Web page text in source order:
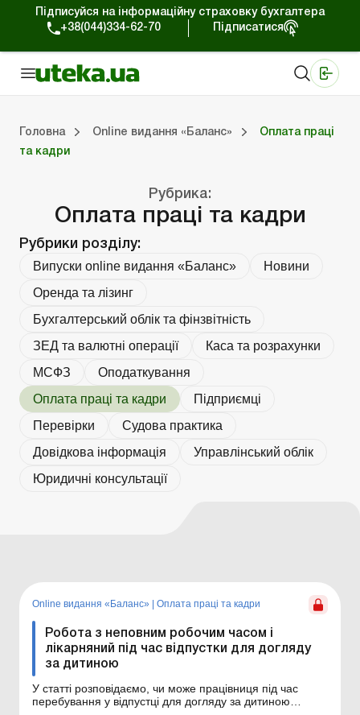
Підписуйся на інформаційну страховку бухгалтера
+38(044)334-62-70
Підписатися
Головна Online видання «Баланс»
Оплата праці
та кадри
Рубрика:
Оплата праці та кадри
Рубрики розділу:
Випуски online видання «Баланс»
Новини
Оренда та лізинг
Бухгалтерський облік та фінзвітність
ЗЕД та валютні операції
Каса та розрахунки
МСФЗ
Оподаткування
Оплата праці та кадри
Підприємці
Перевірки
Судова практика
Довідкова інформація
Управлінський облік
Юридичні консультації
Online видання «Баланс» Оплата праці та кадри
Робота з неповним робочим часом і
лікарняний під час відпустки для догляду
за дитиною
У статті розповідаємо, чи може працівниця під час
перебування у відпустці для догляду за дитиною